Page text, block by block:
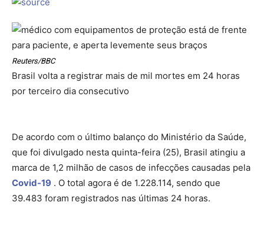
Reuters/BBC
Brasil volta a registrar mais de mil mortes em 24 horas
por terceiro dia consecutivo
De acordo com o último balanço do Ministério da Saúde,
que foi divulgado nesta quinta-feira (25), Brasil atingiu a
marca de 1,2 milhão de casos de infecções causadas pela
Covid-19 . O total agora é de 1.228.114, sendo que
39.483 foram registrados nas últimas 24 horas.